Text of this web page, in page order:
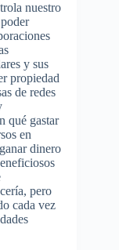
nuestro
y sus
propiedad
de redes
qué gastar
en
dinero
pero
cada vez